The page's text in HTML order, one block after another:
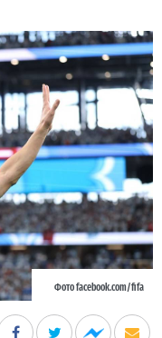
Фото facebook.com/fifa